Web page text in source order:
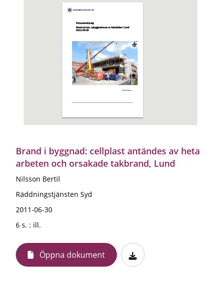
Brand i byggnad: cellplast antändes av heta
arbeten och orsakade takbrand, Lund
Nilsson Bertil
Räddningstjänsten Syd
2011-06-30
6 s. : ill.
Öppna dokument